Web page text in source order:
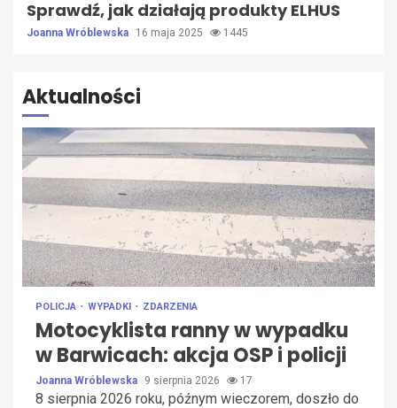
Sprawdź, jak działają produkty ELHUS
Joanna Wróblewska 16 maja 2025 1445
Aktualności
POLICJA WYPADKI ZDARZENIA
Motocyklista ranny w wypadku
w Barwicach: akcja OSP i policji
Joanna Wróblewska 9 sierpnia 2026 17
8 sierpnia 2026 roku, późnym wieczorem, doszło do